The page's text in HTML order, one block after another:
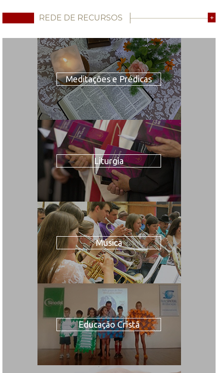
REDE DE RECURSOS +
Meditações e Prédicas
Liturgia
Música
Educação Cristã